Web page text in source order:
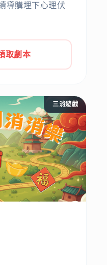
導購埋下心理伏
取劇本
三消遊戲